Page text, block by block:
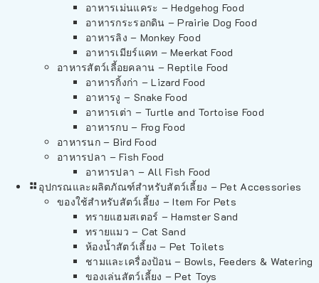
อาหารเม่นแคระ – Hedgehog Food
อาหารกระรอกดิน – Prairie Dog Food
อาหารลิง – Monkey Food
อาหารเมียร์แคท – Meerkat Food
อาหารสัตว์เลี้อยคลาน – Reptile Food
อาหารกิ้งก่า – Lizard Food
อาหารงู – Snake Food
อาหารเต่า – Turtle and Tortoise Food
อาหารกบ – Frog Food
อาหารนก – Bird Food
อาหารปลา – Fish Food
อาหารปลา – All Fish Food
อุปกรณและผลิตภัณฑ์สำหรับสัตว์เลี้ยง – Pet Accessories
ของใช้สำหรับสัตว์เลี้ยง – Item For Pets
ทรายแฮมสเตอร์ – Hamster Sand
ทรายแมว – Cat Sand
ห้องน้ำสัตว์เลี้ยง – Pet Toilets
ชามและเครื่องป้อน – Bowls, Feeders & Watering
ของเล่นสัตว์เลี้ยง – Pet Toys